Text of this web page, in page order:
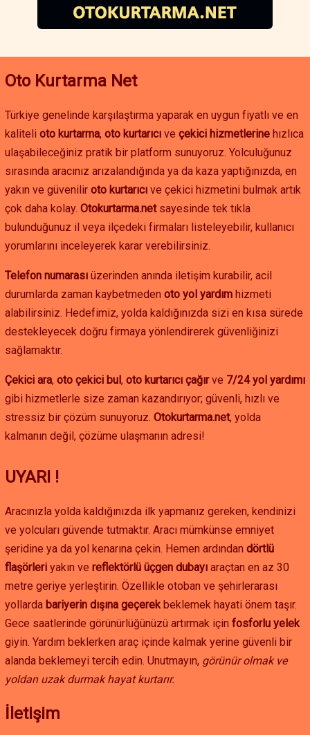
güvenle istediğiniz noktaya ulaştırabilirsiniz.
Oto Kurtarma Net
Türkiye genelinde karşılaştırma yaparak en uygun fiyatlı ve en
kaliteli oto kurtarma, oto kurtarıcı ve çekici hizmetlerine hızlıca
ulaşabileceğiniz pratik bir platform sunuyoruz. Yolculuğunuz
sırasında aracınız arızalandığında ya da kaza yaptığınızda, en
yakın ve güvenilir oto kurtarıcı ve çekici hizmetini bulmak artık
çok daha kolay. Otokurtarma.netsayesinde tek tıkla
bulunduğunuz il veya ilçedeki firmaları listeleyebilir, kullanıcı
yorumlarını inceleyerek karar verebilirsiniz.
Telefon numarası üzerinden anında iletişim kurabilir, acil
durumlarda zaman kaybetmeden oto yol yardım hizmeti
alabilirsiniz. Hedefimiz, yolda kaldığınızda sizi en kısa sürede
destekleyecek doğru firmaya yönlendirerek güvenliğinizi
sağlamaktır.
Çekici ara, oto çekici bul, oto kurtarıcı çağırve 7/24 yol yardımı
gibi hizmetlerle size zaman kazandırıyor; güvenli, hızlı ve
stressiz bir çözüm sunuyoruz. Otokurtarma.net, yolda
kalmanın değil, çözüme ulaşmanın adresi!
UYARI !
Aracınızla yolda kaldığınızda ilk yapmanız gereken, kendinizi
ve yolcuları güvende tutmaktır. Aracı mümkünse emniyet
şeridine ya da yol kenarına çekin. Hemen ardından dörtlü
flaşörleri yakın ve reflektörlü üçgen dubayı araçtan en az 30
metre geriye yerleştirin. Özellikle otoban ve şehirlerarası
yollarda bariyerin dışına geçerek beklemek hayati önem taşır.
Gece saatlerinde görünürlüğünüzü artırmak için fosforlu yelek
giyin. Yardım beklerken araç içinde kalmak yerine güvenli bir
alanda beklemeyi tercih edin. Unutmayın, görünür olmak ve
yoldan uzak durmak hayat kurtarır.
İletişim